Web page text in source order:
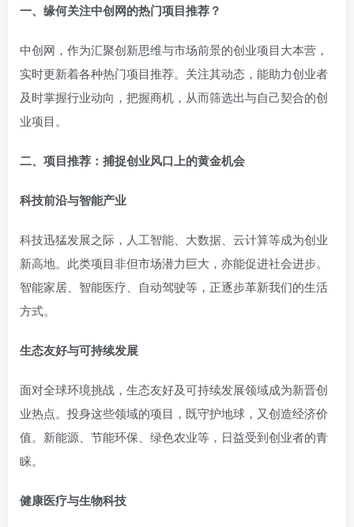
一、缘何关注中创网的热门项目推荐？
中创网，作为汇聚创新思维与市场前景的创业项目大本营，
实时更新着各种热门项目推荐。关注其动态，能助力创业者
及时掌握行业动向，把握商机，从而筛选出与自己契合的创
业项目。
二、项目推荐：捕捉创业风口上的黄金机会
科技前沿与智能产业
科技迅猛发展之际，人工智能、大数据、云计算等成为创业
新高地。此类项目非但市场潜力巨大，亦能促进社会进步。
智能家居、智能医疗、自动驾驶等，正逐步革新我们的生活
方式。
生态友好与可持续发展
面对全球环境挑战，生态友好及可持续发展领域成为新晋创
业热点。投身这些领域的项目，既守护地球，又创造经济价
值。新能源、节能环保、绿色农业等，日益受到创业者的青
睐。
健康医疗与生物科技